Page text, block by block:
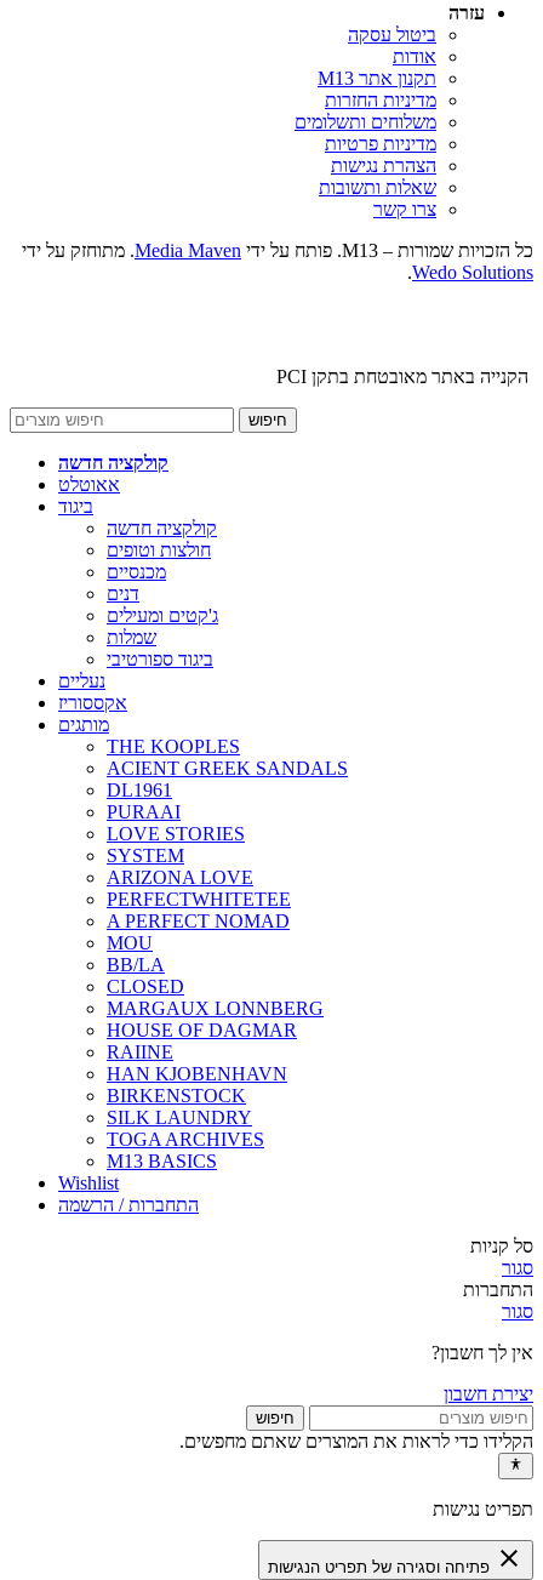
עזרה
ביטול עסקה
אודות
תקנון אתר M13
מדיניות החזרות
משלוחים ותשלומים
מדיניות פרטיות
הצהרת נגישות
שאלות ותשובות
צרו קשר
כל הזכויות שמורות – M13. פותח על ידי
Media Maven. מתוחזק על ידי
Wedo Solutions
.
הקנייה באתר מאובטחת בתקן PCI
חיפוש
קולקציה חדשה
אאוטלט
ביגוד
קולקציה חדשה
חולצות וטופים
מכנסיים
דנים
ג'קטים ומעילים
שמלות
ביגוד ספורטיבי
נעליים
אקססוריז
מותגים
THE KOOPLES
ACIENT GREEK SANDALS
DL1961
PURAAI
LOVE STORIES
SYSTEM
ARIZONA LOVE
PERFECTWHITETEE
A PERFECT NOMAD
MOU
BB/LA
CLOSED
MARGAUX LONNBERG
HOUSE OF DAGMAR
RAIINE
HAN KJOBENHAVN
BIRKENSTOCK
SILK LAUNDRY
TOGA ARCHIVES
M13 BASICS
Wishlist
התחברות / הרשמה
סל קניות
סגור
התחברות
סגור
אין לך חשבון?
יצירת חשבון
חיפוש
הקלידו כדי לראות את המוצרים שאתם מחפשים.
תפריט נגישות
close פתיחה וסגירה של תפריט הנגישות